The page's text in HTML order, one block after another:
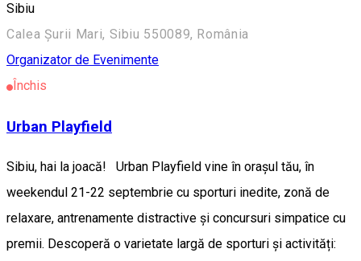
Sibiu
Calea Șurii Mari, Sibiu 550089, România
Organizator de Evenimente
Închis
Urban Playfield
Sibiu, hai la joacă! Urban Playfield vine în orașul tău, în
weekendul 21-22 septembrie cu sporturi inedite, zonă de
relaxare, antrenamente distractive și concursuri simpatice cu
premii. Descoperă o varietate largă de sporturi și activități: